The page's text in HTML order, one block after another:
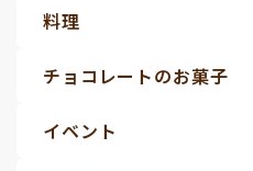
料理
チョコレートのお菓子
イベント